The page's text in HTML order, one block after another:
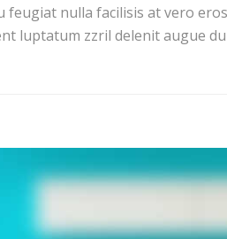
feugiat nulla facilisis at vero
luptatum zzril delenit augue